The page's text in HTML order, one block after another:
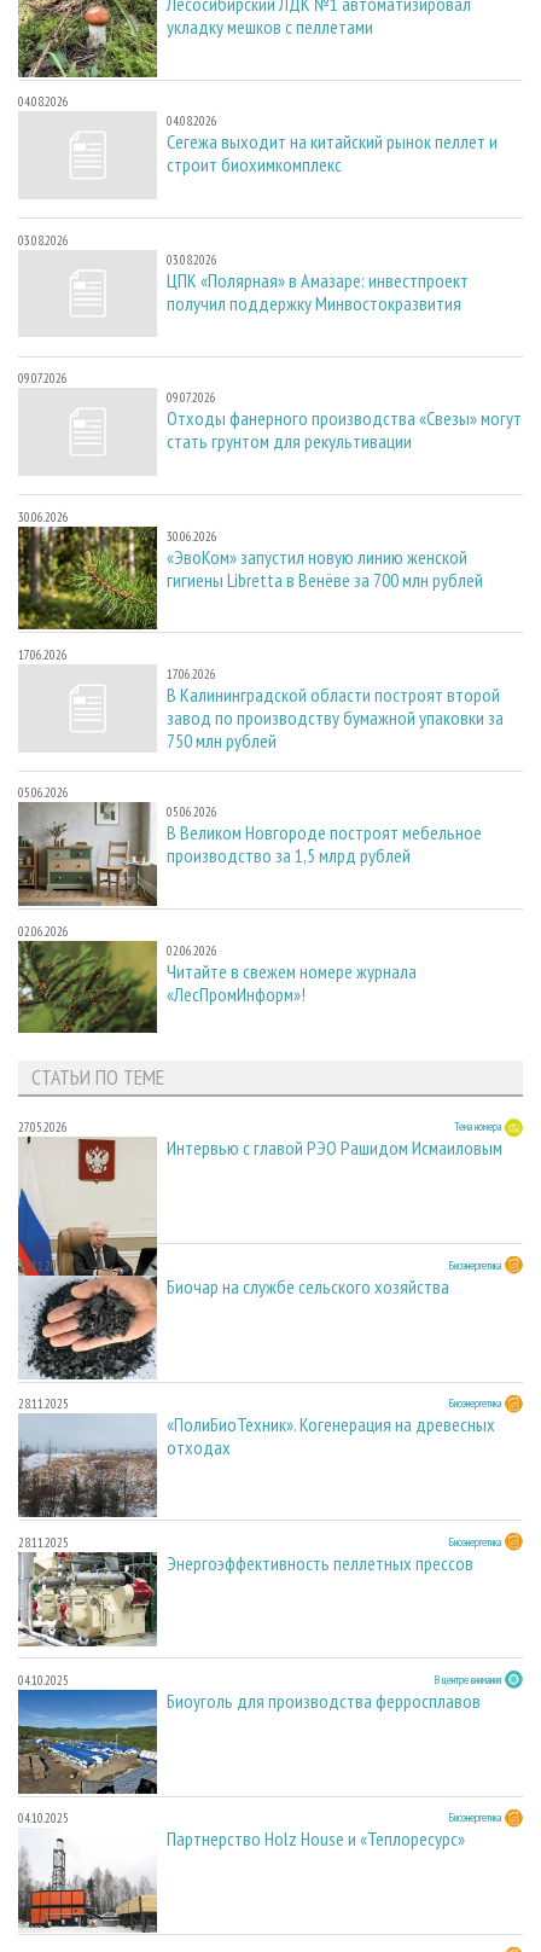
укладку мешков с пеллетами
04.08.2026
04.08.2026
Сегежа выходит на китайский рынок пеллет и
строит биохимкомплекс
03.08.2026
03.08.2026
ЦПК «Полярная» в Амазаре: инвестпроект
получил поддержку Минвостокразвития
09.07.2026
09.07.2026
Отходы фанерного производства «Свезы» могут
стать грунтом для рекультивации
30.06.2026
30.06.2026
«ЭвоКом» запустил новую линию женской
гигиены Libretta в Венёве за 700 млн рублей
17.06.2026
17.06.2026
В Калининградской области построят второй
завод по производству бумажной упаковки за
750 млн рублей
05.06.2026
05.06.2026
В Великом Новгороде построят мебельное
производство за 1,5 млрд рублей
02.06.2026
02.06.2026
Читайте в свежем номере журнала
«ЛесПромИнформ»!
СТАТЬИ ПО ТЕМЕ
27.05.2026 Тема номера
Интервью с главой РЭО Рашидом Исмаиловым
28.11.2025 Биоэнергетика
Биочар на службе сельского хозяйства
28.11.2025 Биоэнергетика
«ПолиБиоТехник». Когенерация на древесных
отходах
28.11.2025 Биоэнергетика
Энергоэффективность пеллетных прессов
04.10.2025 В центре внимания
Биоуголь для производства ферросплавов
04.10.2025 Биоэнергетика
Партнерство Holz House и «Теплоресурс»